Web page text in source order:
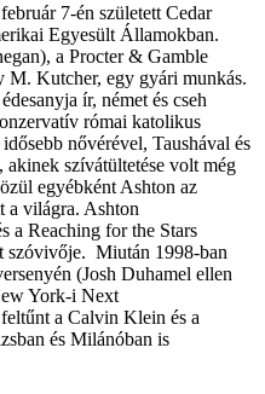
7-én született Cedar
Egyesült Államokban.
a Procter & Gamble
Kutcher, egy gyári munkás.
ír, német és cseh
római katolikus
nővérével, Taushával és
szívátültetése volt még
egyébként Ashton az
a világra. Ashton
a Reaching for the Stars
szóvivője. Miután 1998-ban
(Josh Duhamel ellen
York-i Next
a Calvin Klein és a
és Milánóban is